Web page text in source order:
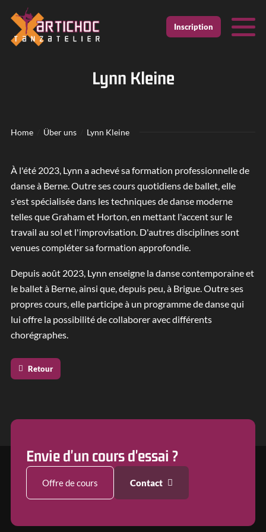
Zur Startseite
Zur mobilen Navigation
Zur Suche
Zum Hauptinhalt
Zum Fussbereich
Inscription
Lynn Kleine
Home Über uns Lynn Kleine
À l'été 2023, Lynn a achevé sa formation professionnelle de
danse à Berne. Outre ses cours quotidiens de ballet, elle
s'est spécialisée dans les techniques de danse moderne
telles que Graham et Horton, en mettant l'accent sur le
travail au sol et l'improvisation. D'autres disciplines sont
venues compléter sa formation approfondie.
Depuis août 2023, Lynn enseigne la danse contemporaine et
le ballet à Berne, ainsi que, depuis peu, à Brigue. Outre ses
propres cours, elle participe à un programme de danse qui
lui offre la possibilité de collaborer avec différents
chorégraphes.
Retour
Envie d'un cours d'essai ?
Offre de cours Contact